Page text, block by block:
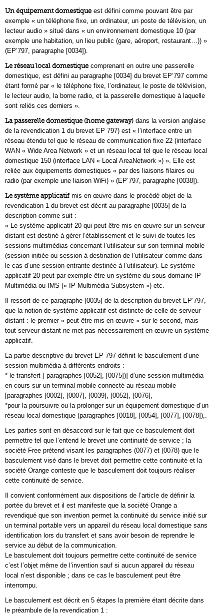
Un équipement domestique est défini comme pouvant être par
exemple « un téléphone fixe, un ordinateur, un poste de télévision, un
lecteur audio » situé dans « un environnement domestique 10 (par
exemple une habitation, un lieu public (gare, aéroport, restaurant…)) »
(EP’797, paragraphe [0034]).
Le réseau local domestique comprenant en outre une passerelle
domestique, est défini au paragraphe [0034] du brevet EP’797 comme
étant formé par « le téléphone fixe, l’ordinateur, le poste de télévision,
le lecteur audio, la borne radio, et la passerelle domestique à laquelle
sont reliés ces derniers ».
La passerelle domestique (home gateway) dans la version anglaise
de la revendication 1 du brevet EP 797) est « l’interface entre un
réseau étendu tel que le réseau de communication fixe 22 (interface
WAN « Wide Area Network » et un réseau local tel que le réseau local
domestique 150 (interface LAN « Local AreaNetwork ») ». Elle est
reliée aux équipements domestiques « par des liaisons filaires ou
radio (par exemple une liaison WiFi) » (EP’797, paragraphe [0038]).
Le système applicatif mis en œuvre dans le procédé objet de la
revendication 1 du brevet est décrit au paragraphe [0035] de la
description comme suit :
« Le système applicatif 20 qui peut être mis en œuvre sur un serveur
distant est destiné à gérer l’établissement et le suivi de toutes les
sessions multimédias concernant l’utilisateur sur son terminal mobile
(session initiée ou session à destination de l’utilisateur comme dans
le cas d’une session entrante destinée à l’utilisateur). Le système
applicatif 20 peut par exemple être un système du sous-domaine IP
Multimédia ou IMS (« IP Multimédia Subsystem ») etc.
Il ressort de ce paragraphe [0035] de la description du brevet EP’797,
que la notion de système applicatif est distincte de celle de serveur
distant : le premier « peut être mis en œuvre » sur le second, mais
tout serveur distant ne met pas nécessairement en œuvre un système
applicatif.
La partie descriptive du brevet EP 797 définit le basculement d’une
session multimédia à différents endroits :
* le transfert [ paragraphes [0052], [0075])] d’une session multimédia
en cours sur un terminal mobile connecté au réseau mobile
[paragraphes [0002], [0007], [0039], [0052], [0076],
*pour la poursuivre ou la prolonger sur un équipement domestique d’un
réseau local domestique (paragraphes [0018], [0054], [0077], [0078]),.
Les parties sont en désaccord sur le fait que ce basculement doit
permettre tel que l’entend le brevet une continuité de service ; la
société Free prétend visant les paragraphes (0077) et (0078) que le
basculement visé dans le brevet doit permettre cette continuité et la
société Orange conteste que le basculement doit toujours réaliser
cette continuité de service.
Il convient conformément aux dispositions de l’article de définir la
portée du brevet et il est manifeste que la société Orange a
revendiqué que son invention permet la continuité du service initié sur
un terminal portable vers un appareil du réseau local domestique sans
identification lors du transfert et sans avoir besoin de reprendre le
service au début de la communication.
Le basculement doit toujours permettre cette continuité de service
c’est l’objet même de l’invention sauf si aucun appareil du réseau
local n’est disponible ; dans ce cas le basculement peut être
interrompu.
Le basculement est décrit en 5 étapes la première étant décrite dans
le préambule de la revendication 1 :